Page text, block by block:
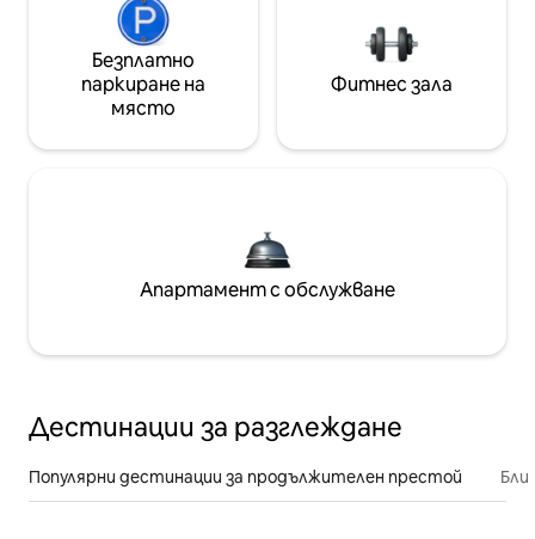
Безплатно
паркиране на
място
Фитнес зала
Апартамент с обслужване
Дестинации за разглеждане
Популярни дестинации за продължителен престой